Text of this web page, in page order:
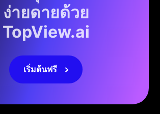
ง่ายดายด้วย
TopView.ai
เริ่มต้นฟรี